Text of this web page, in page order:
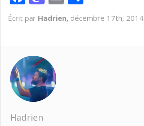
Écrit par Hadrien, décembre 17th, 2014
Hadrien